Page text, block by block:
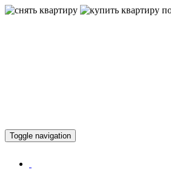
Toggle navigation